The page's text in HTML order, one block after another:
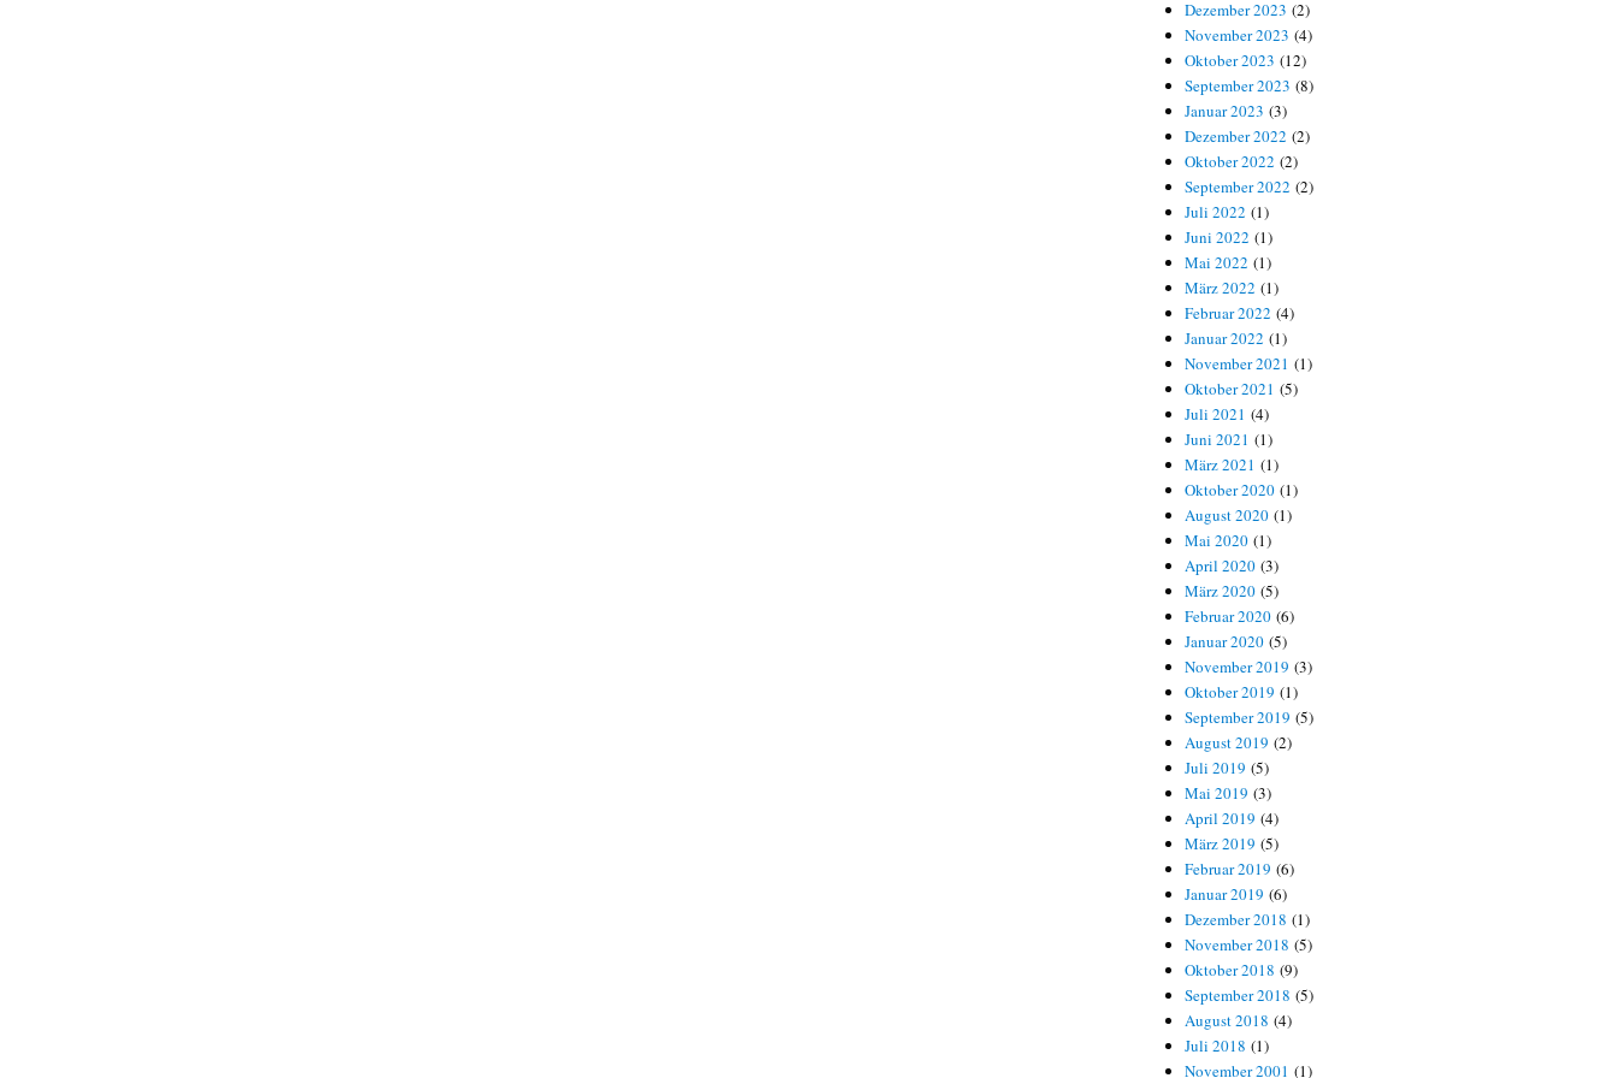
Dezember 2023 (2)
November 2023 (4)
Oktober 2023 (12)
September 2023 (8)
Januar 2023 (3)
Dezember 2022 (2)
Oktober 2022 (2)
September 2022 (2)
Juli 2022 (1)
Juni 2022 (1)
Mai 2022 (1)
März 2022 (1)
Februar 2022 (4)
Januar 2022 (1)
November 2021 (1)
Oktober 2021 (5)
Juli 2021 (4)
Juni 2021 (1)
März 2021 (1)
Oktober 2020 (1)
August 2020 (1)
Mai 2020 (1)
April 2020 (3)
März 2020 (5)
Februar 2020 (6)
Januar 2020 (5)
November 2019 (3)
Oktober 2019 (1)
September 2019 (5)
August 2019 (2)
Juli 2019 (5)
Mai 2019 (3)
April 2019 (4)
März 2019 (5)
Februar 2019 (6)
Januar 2019 (6)
Dezember 2018 (1)
November 2018 (5)
Oktober 2018 (9)
September 2018 (5)
August 2018 (4)
Juli 2018 (1)
November 2001 (1)